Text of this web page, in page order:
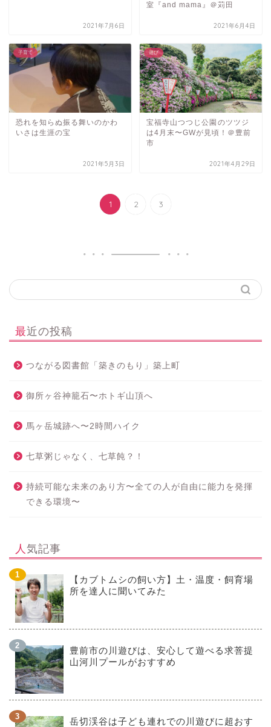
2021年7月6日
室『and mama』＠苅田
2021年6月4日
子育て
恐れを知らぬ振る舞いのかわ
いさは生涯の宝
2021年5月3日
遊び
宝福寺山つつじ公園のツツジ
は4月末〜GWが見頃！＠豊前
市
2021年4月29日
1 2 3
最近の投稿
つながる図書館「築きのもり」築上町
御所ヶ谷神籠石〜ホトギ山頂へ
馬ヶ岳城跡へ〜2時間ハイク
七草粥じゃなく、七草飩？！
持続可能な未来のあり方〜全ての人が自由に能力を発揮
できる環境〜
人気記事
【カブトムシの飼い方】土・温度・飼育場
所を達人に聞いてみた
豊前市の川遊びは、安心して遊べる求菩提
山河川プールがおすすめ
岳切渓谷は子ども連れでの川遊びに超おす